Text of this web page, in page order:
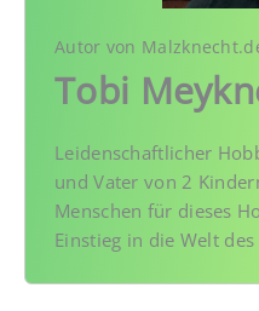
Autor von
Tobi
Leidenschaftlicher
und Vater von 2
Menschen für dieses
Einstieg in die Welt